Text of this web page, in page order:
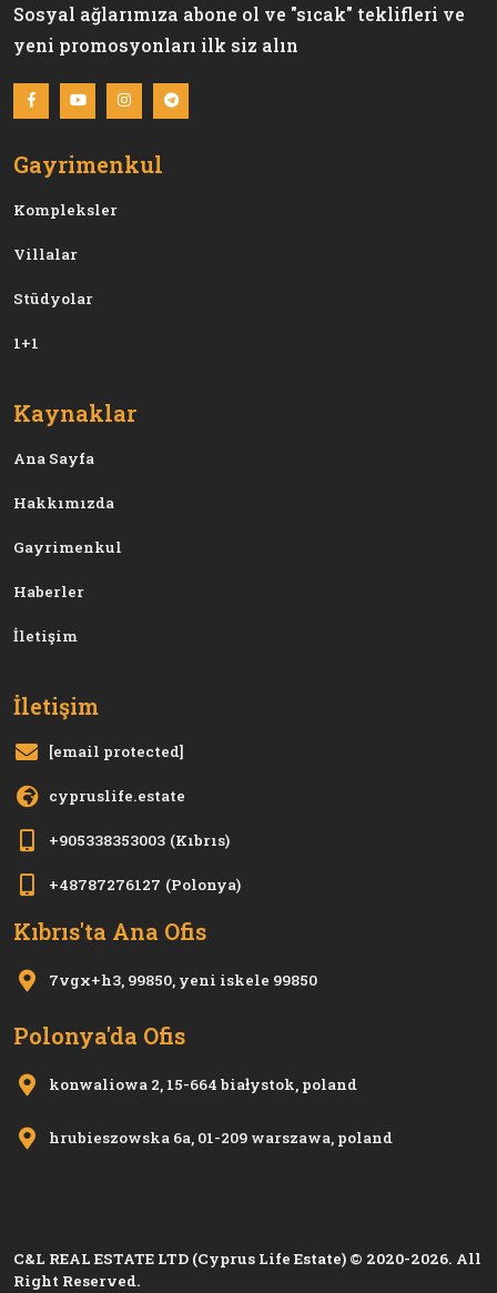
Sosyal ağlarımıza abone ol ve "sıcak" teklifleri ve
yeni promosyonları ilk siz alın
Gayrimenkul
Kompleksler
Villalar
Stüdyolar
1+1
Kaynaklar
Ana Sayfa
Hakkımızda
Gayrimenkul
Haberler
İletişim
İletişim
[email protected]
cypruslife.estate
+905338353003 (Kıbrıs)
+48787276127 (Polonya)
Kıbrıs'ta Ana Ofis
7vgx+h3, 99850, yeni i̇skele 99850
Polonya'da Ofis
konwaliowa 2, 15-664 białystok, poland
hrubieszowska 6a, 01-209 warszawa, poland
C&L REAL ESTATE LTD (Cyprus Life Estate) © 2020-2026. All
Right Reserved.